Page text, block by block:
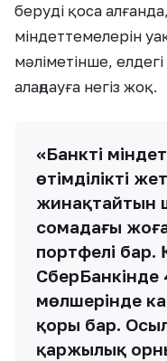
беруді қоса
міндеттемелерін
мәліметінше,
алаңдауға негіз жоқ.
«Банктің
өтімділіктің
жинақтайтын
сомадағы
портфелі бар.
СберБанкінде
мөлшерінде
қоры бар.
қаржылық